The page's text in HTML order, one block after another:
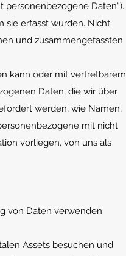
Daten“).
sie erfasst wurden. Nicht
und zusammengefassten
kann oder mit vertretbarem
Daten, die wir über
werden, wie Namen,
mit nicht
vorliegen, von uns als
von Daten verwenden:
Assets besuchen und